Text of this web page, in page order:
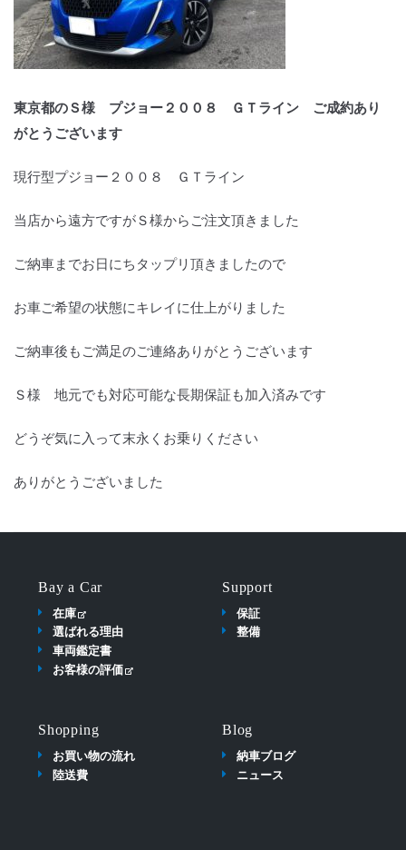
東京都のＳ様 プジョー２００８ ＧＴライン ご成約あり
がとうございます
現行型プジョー２００８ ＧＴライン
当店から遠方ですがＳ様からご注文頂きました
ご納車までお日にちタップリ頂きましたので
お車ご希望の状態にキレイに仕上がりました
ご納車後もご満足のご連絡ありがとうございます
Ｓ様 地元でも対応可能な長期保証も加入済みです
どうぞ気に入って末永くお乗りください
ありがとうございました
Bay a Car
在庫
選ばれる理由
車両鑑定書
お客様の評価
Support
保証
整備
Shopping
お買い物の流れ
陸送費
Blog
納車ブログ
ニュース